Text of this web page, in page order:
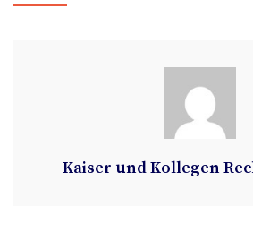
Kaiser und Kollegen